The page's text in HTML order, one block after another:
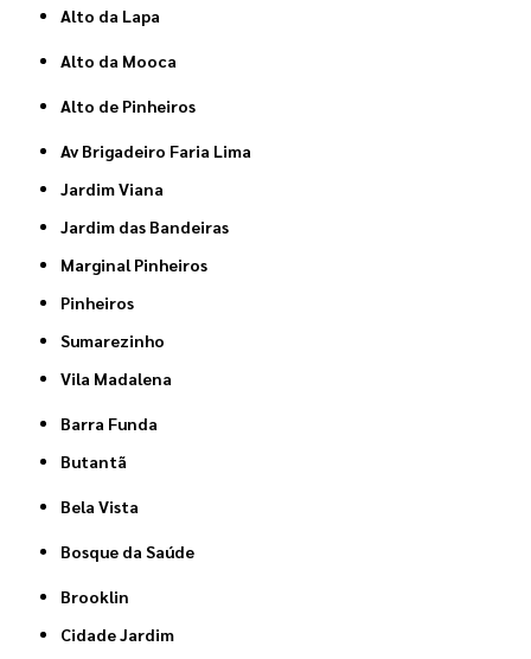
Alto da Lapa
Alto da Mooca
Alto de Pinheiros
Av Brigadeiro Faria Lima
Jardim Viana
Jardim das Bandeiras
Marginal Pinheiros
Pinheiros
Sumarezinho
Vila Madalena
Barra Funda
Butantã
Bela Vista
Bosque da Saúde
Brooklin
Cidade Jardim